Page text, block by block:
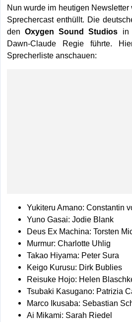
Nun wurde im heutigen
Sprechercast enthüllt. Die
denOxygen Sound Studios in
Dawn-Claude Regie führte.
Sprecherliste anschauen:
Yukiteru Amano: Constantin
Yuno Gasai: Jodie Blank
Deus Ex Machina: Torsten
Murmur: Charlotte Uhlig
Takao Hiyama: Peter Sura
Keigo Kurusu: Dirk Bublies
Reisuke Hojo: Helen
Tsubaki Kasugano: Patrizia
Marco Ikusaba: Sebastian
Ai Mikami: Sarah Riedel